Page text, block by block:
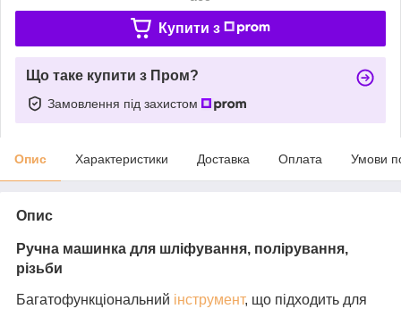
Купити з
Що таке купити з Пром?
Замовлення під захистом
Опис Характеристики Доставка Оплата Умови
Опис
Ручна машинка для шліфування, полірування,
різьби
Багатофункціональний інструмент, що підходить для